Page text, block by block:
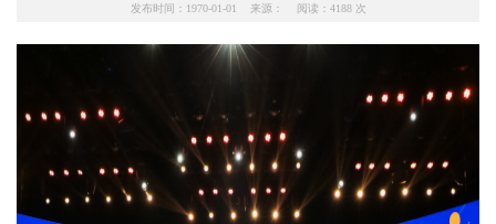
发布时间：1970-01-01 来源： 阅读： 4188次